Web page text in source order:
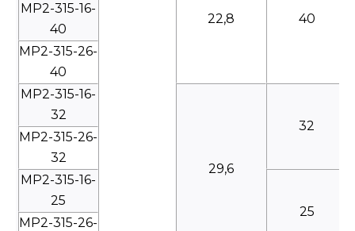
22,8 40
МР2-315-16-
40
МР2-315-26-
40
МР2-315-16-
32
29,6
32
МР2-315-26-
32
МР2-315-16-
25
25
МР2-315-26-